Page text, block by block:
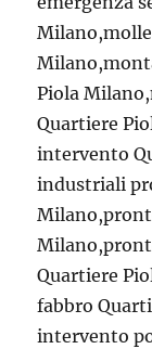
Piola
Quartiere
intervento
industriali
Quartiere
fabbro
intervento